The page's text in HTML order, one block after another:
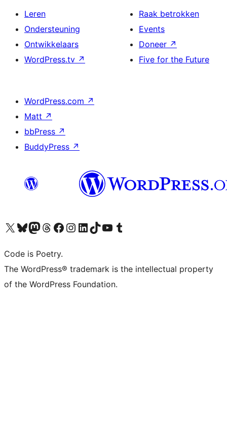
Leren
Ondersteuning
Ontwikkelaars
WordPress.tv ↗
Raak betrokken
Events
Doneer ↗
Five for the Future
WordPress.com ↗
Matt ↗
bbPress ↗
BuddyPress ↗
Bezoek ons X (voorheen Twitter) account
Bezoek onze Bluesky account
Bezoek ons Mastodon account
Bezoek onze Threads account
Onze Facebookpagina bezoeken
Bezoek onze Instagram account
Bezoek onze LinkedIn account
Bezoek onze TikTok account
Bezoek ons YouTube kanaalBezoek onze Tumblr account
Code is Poetry.
The WordPress® trademark is the intellectual property
of the WordPress Foundation.